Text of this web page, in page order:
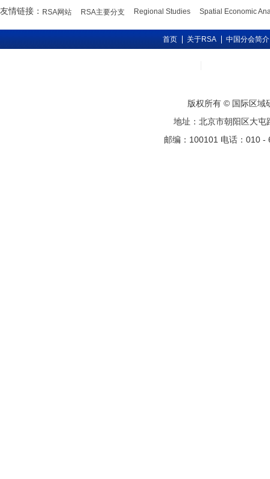
友情链接： RSA网站 RSA主要分支 Regional Studies Spatial Economic
首页 关于RSA 中国分会简介
版权所有 © 国际区
地址：北京市朝阳区大
邮编：100101 电话：010